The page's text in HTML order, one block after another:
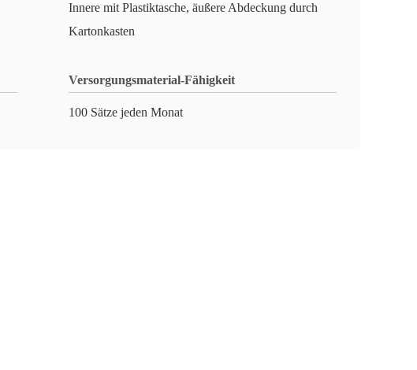
Innere mit Plastiktasche, äußere Abdeckung durch
Kartonkasten
Versorgungsmaterial-Fähigkeit
100 Sätze jeden Monat